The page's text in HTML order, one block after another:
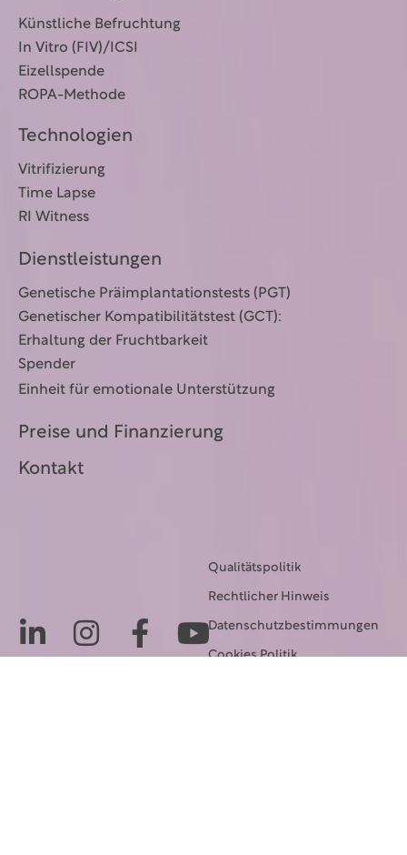
Künstliche Befruchtung
In Vitro (FIV)/ICSI
Eizellspende
ROPA-Methode
Technologien
Vitrifizierung
Time Lapse
RI Witness
Dienstleistungen
Genetische Präimplantationstests (PGT)
Genetischer Kompatibilitätstest (GCT):
Erhaltung der Fruchtbarkeit
Spender
Einheit für emotionale Unterstützung
Preise und Finanzierung
Kontakt
Qualitätspolitik
Rechtlicher Hinweis
Datenschutzbestimmungen
Cookies Politik